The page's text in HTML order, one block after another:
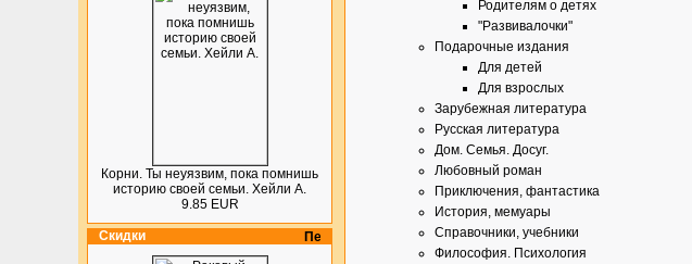
Корни. Ты неуязвим, пока помнишь
историю своей семьи. Хейли А.
9.85 EUR
Скидки
Родителям о детях
"Развивалочки"
Подарочные издания
Для детей
Для взрослых
Зарубежная литература
Русская литература
Дом. Семья. Досуг.
Любовный роман
Приключения, фантастика
История, мемуары
Справочники, учебники
Философия. Психология